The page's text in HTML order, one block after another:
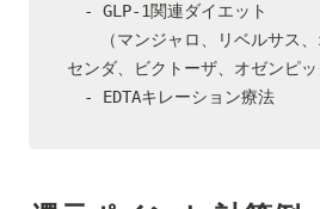
- GLP-1関連ダイエット
（マンジャロ、リベルサス、
センダ、ビクトーザ、オゼンピッ
- EDTAキレーション療法